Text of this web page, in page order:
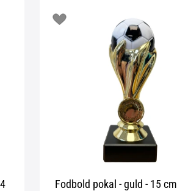
Fodbold pokal - guld - 15 cm